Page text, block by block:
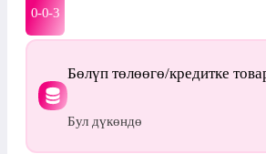
0-0-3
Бөлүп төлөөгө/кредитке
Бул дүкөндө